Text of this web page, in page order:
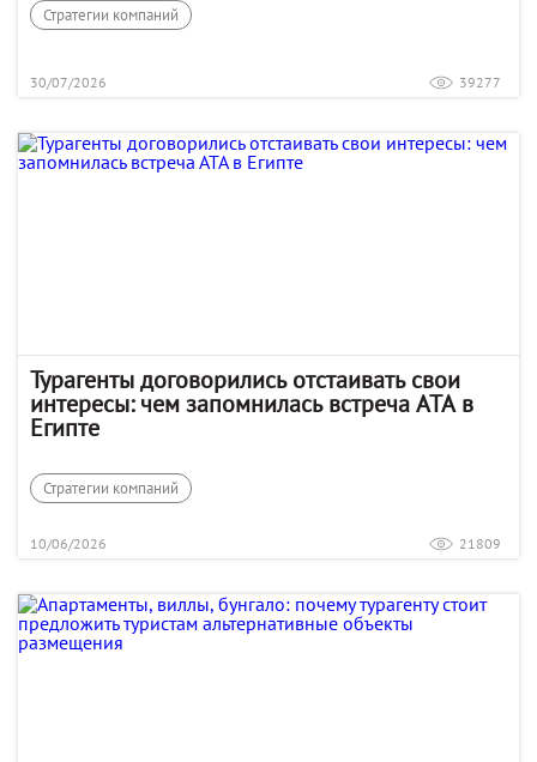
Стратегии компаний
30/07/2026 39277
Турагенты договорились отстаивать свои
интересы: чем запомнилась встреча АТА в
Египте
Стратегии компаний
10/06/2026 21809